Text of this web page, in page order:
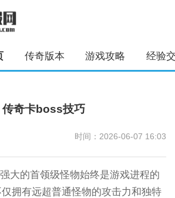
传奇版本 游戏攻略 经验
传奇卡boss技巧
时间：2026-06-07 16:03
大的首领级怪物始终是游戏进程的
拥有远超普通怪物的攻击力和独特